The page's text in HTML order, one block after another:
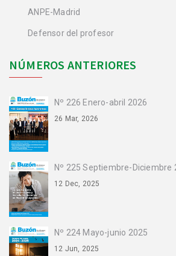
ANPE-Madrid
Defensor del profesor
NÚMEROS ANTERIORES
Nº 226 Enero-abril 2026
26 Mar, 2026
Nº 225 Septiembre-Diciembre
12 Dec, 2025
Nº 224 Mayo-junio 2025
12 Jun, 2025